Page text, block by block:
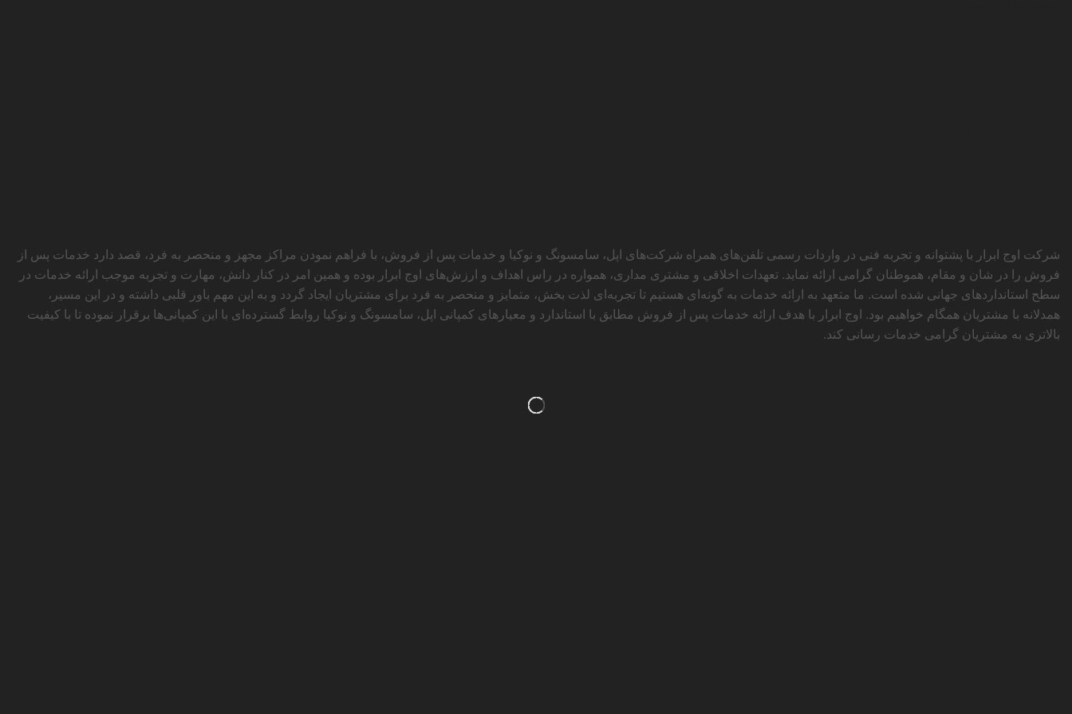
شرکت اوج ابرار با پشتوانه و تجربه فنی در واردات رسمی تلفن‌های همراه شرکت‌های اپل، سامسونگ و نوکیا و خدمات پس از فروش، با فراهم نمودن مراکز مجهز و منحصر به فرد، قصد دارد خدمات پس از
فروش را در شان و مقام، هموطنان گرامی ارائه نماید. تعهدات اخلاقی و مشتری مداری، همواره در راس اهداف و ارزش‌های اوج ابرار بوده و همین امر در کنار دانش، مهارت و تجربه موجب ارائه خدمات در
سطح استاندارد‌های جهانی شده است. ما متعهد به ارائه خدمات به گونه‌ای هستیم تا تجربه‌ای لذت بخش، متمایز و منحصر به فرد برای مشتریان ایجاد گردد و به این مهم باور قلبی داشته و در این مسیر،
همدلانه با مشتریان همگام خواهیم بود. اوج ابرار با هدف ارائه خدمات پس از فروش مطابق با استاندارد و معیارهای کمپانی اپل، سامسونگ و نوکیا روابط گسترده‌ای با این کمپانی‌ها برقرار نموده تا با کیفیت
بالاتری به مشتریان گرامی خدمات رسانی کند.